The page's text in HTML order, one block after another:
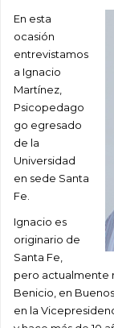
En esta
ocasión
entrevistamos
a Ignacio
Martínez,
Psicopedago
go egresado
de la
Universidad
en sede Santa
Fe.
Ignacio es
originario de
Santa Fe,
pero actualmente
Benicio, en
en la